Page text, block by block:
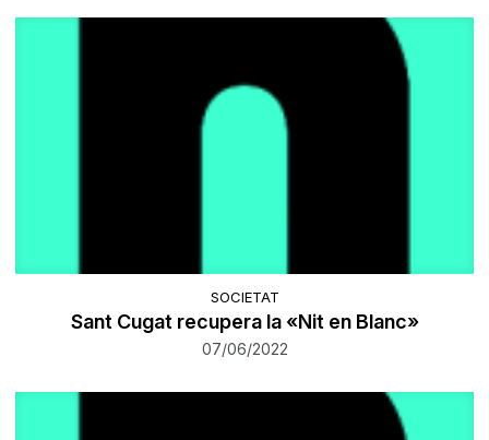
SOCIETAT
Sant Cugat recupera la «Nit en Blanc»
07/06/2022